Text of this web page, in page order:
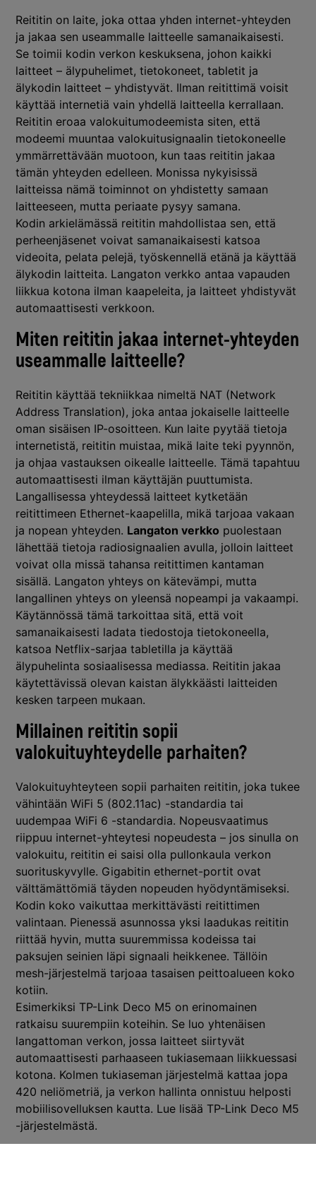
Reititin on laite, joka ottaa yhden internet-yhteyden
ja jakaa sen useammalle laitteelle samanaikaisesti.
Se toimii kodin verkon keskuksena, johon kaikki
laitteet – älypuhelimet, tietokoneet, tabletit ja
älykodin laitteet – yhdistyvät. Ilman reitittimä voisit
käyttää internetiä vain yhdellä laitteella kerrallaan.
Reititin eroaa valokuitumodeemista siten, että
modeemi muuntaa valokuitusignaalin tietokoneelle
ymmärrettävään muotoon, kun taas reititin jakaa
tämän yhteyden edelleen. Monissa nykyisissä
laitteissa nämä toiminnot on yhdistetty samaan
laitteeseen, mutta periaate pysyy samana.
Kodin arkielämässä reititin mahdollistaa sen, että
perheenjäsenet voivat samanaikaisesti katsoa
videoita, pelata pelejä, työskennellä etänä ja käyttää
älykodin laitteita. Langaton verkko antaa vapauden
liikkua kotona ilman kaapeleita, ja laitteet yhdistyvät
automaattisesti verkkoon.
Miten reititin jakaa internet-yhteyden
useammalle laitteelle?
Reititin käyttää tekniikkaa nimeltä NAT (Network
Address Translation), joka antaa jokaiselle laitteelle
oman sisäisen IP-osoitteen. Kun laite pyytää tietoja
internetistä, reititin muistaa, mikä laite teki pyynnön,
ja ohjaa vastauksen oikealle laitteelle. Tämä tapahtuu
automaattisesti ilman käyttäjän puuttumista.
Langallisessa yhteydessä laitteet kytketään
reitittimeen Ethernet-kaapelilla, mikä tarjoaa vakaan
ja nopean yhteyden. Langaton verkko puolestaan
lähettää tietoja radiosignaalien avulla, jolloin laitteet
voivat olla missä tahansa reitittimen kantaman
sisällä. Langaton yhteys on kätevämpi, mutta
langallinen yhteys on yleensä nopeampi ja vakaampi.
Käytännössä tämä tarkoittaa sitä, että voit
samanaikaisesti ladata tiedostoja tietokoneella,
katsoa Netflix-sarjaa tabletilla ja käyttää
älypuhelinta sosiaalisessa mediassa. Reititin jakaa
käytettävissä olevan kaistan älykkäästi laitteiden
kesken tarpeen mukaan.
Millainen reititin sopii
valokuituyhteydelle parhaiten?
Valokuituyhteyteen sopii parhaiten reititin, joka tukee
vähintään WiFi 5 (802.11ac) -standardia tai
uudempaa WiFi 6 -standardia. Nopeusvaatimus
riippuu internet-yhteytesi nopeudesta – jos sinulla on
valokuitu, reititin ei saisi olla pullonkaula verkon
suorituskyvylle. Gigabitin ethernet-portit ovat
välttämättömiä täyden nopeuden hyödyntämiseksi.
Kodin koko vaikuttaa merkittävästi reitittimen
valintaan. Pienessä asunnossa yksi laadukas reititin
riittää hyvin, mutta suuremmissa kodeissa tai
paksujen seinien läpi signaali heikkenee. Tällöin
mesh-järjestelmä tarjoaa tasaisen peittoalueen koko
kotiin.
Esimerkiksi TP-Link Deco M5 on erinomainen
ratkaisu suurempiin koteihin. Se luo yhtenäisen
langattoman verkon, jossa laitteet siirtyvät
automaattisesti parhaaseen tukiasemaan liikkuessasi
kotona. Kolmen tukiaseman järjestelmä kattaa jopa
420 neliömetriä, ja verkon hallinta onnistuu helposti
mobiilisovelluksen kautta. Lue lisää TP-Link Deco M5
-järjestelmästä.